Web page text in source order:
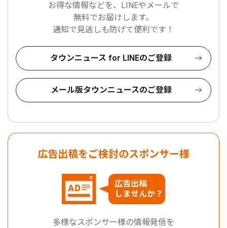
お得な情報などを、LINEやメールで
無料でお届けします。
通知で見逃しも防げて便利です！
タウンニュース for LINEのご登録
メール版タウンニュースのご登録
広告出稿をご検討のスポンサー様
広告出稿
しませんか？
多様なスポンサー様の情報発信を